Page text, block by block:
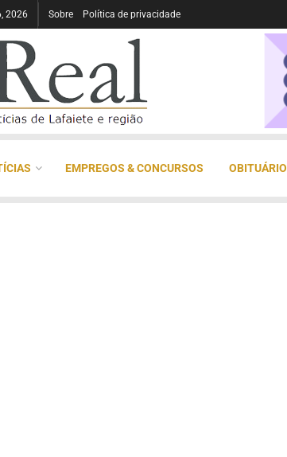
2026 Sobre Política de privacidade
EMPREGOS & CONCURSOS OBITUÁRIO